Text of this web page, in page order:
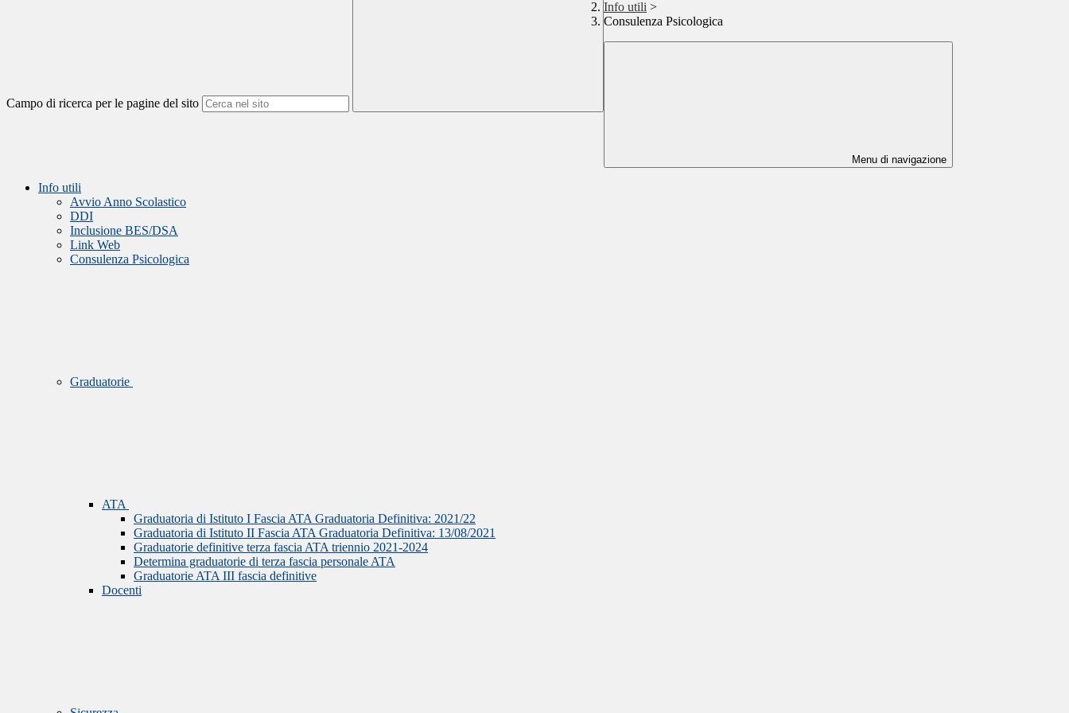
Campo di ricerca per le pagine del sito
Info utili >
Consulenza Psicologica
Menu di navigazione
Info utili
Avvio Anno Scolastico
DDI
Inclusione BES/DSA
Link Web
Consulenza Psicologica
Graduatorie
ATA
Graduatoria di Istituto I Fascia ATA Graduatoria Definitiva: 2021/22
Graduatoria di Istituto II Fascia ATA Graduatoria Definitiva: 13/08/2021
Graduatorie definitive terza fascia ATA triennio 2021-2024
Determina graduatorie di terza fascia personale ATA
Graduatorie ATA III fascia definitive
Docenti